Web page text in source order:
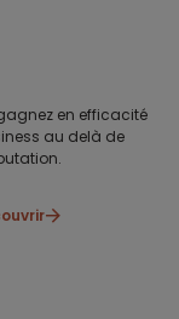
en efficacité
au delà de